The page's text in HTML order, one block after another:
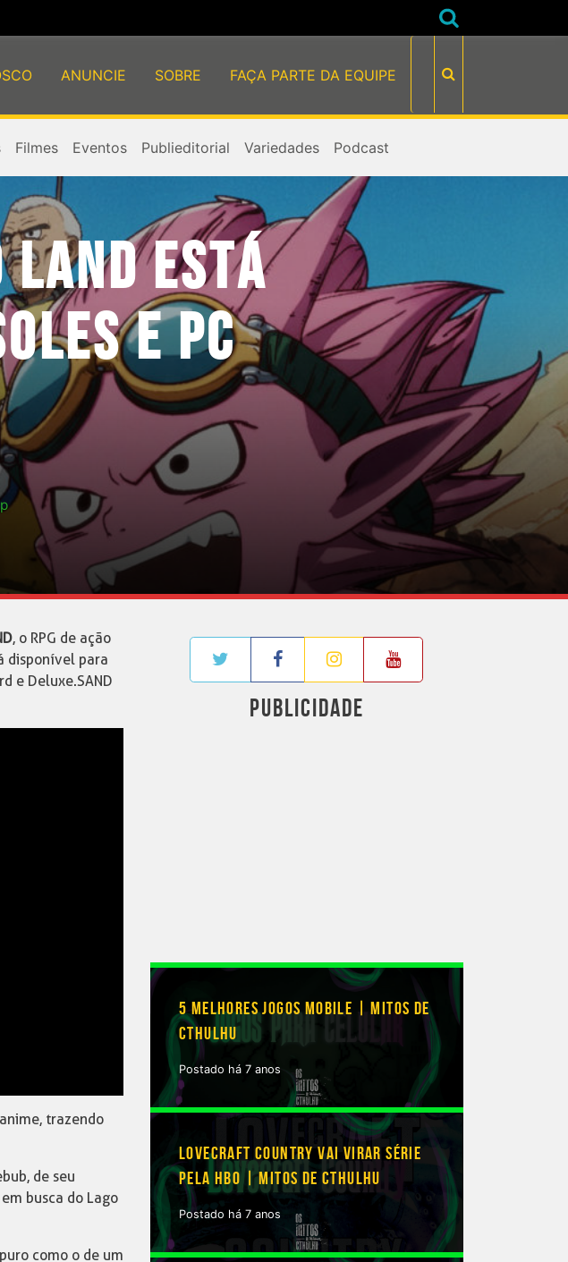
ANUNCIE SOBRE FAÇA PARTE DA EQUIPE
Filmes Eventos Publieditorial Variedades Podcast
ESTÁ
E PC
, o RPG de ação
disponível para
e Deluxe.SAND
trazendo
de seu
busca do Lago
como o de um
PUBLICIDADE
5 MELHORES JOGOS MOBILE | MITOS DE
CTHULHU
Postado há 7 anos
LOVECRAFT COUNTRY VAI VIRAR SÉRIE
PELA HBO | MITOS DE CTHULHU
Postado há 7 anos